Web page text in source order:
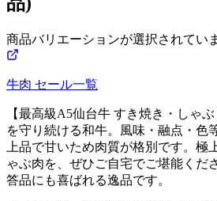
商品バリエーションが選択されてい
牛肉 セール一覧
【最高級A5仙台牛 すき焼き・しゃ
を守り続ける和牛。風味・融点・色
上品で甘いため肉質が格別です。極
ゃぶ肉を、ぜひご自宅でご堪能くだ
答品にも喜ばれる逸品です。